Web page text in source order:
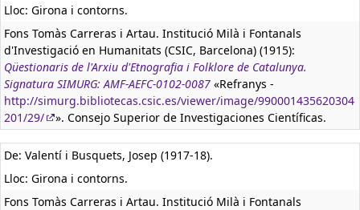
Lloc: Girona i contorns.
Fons Tomàs Carreras i Artau. Institució Milà i Fontanals
d'Investigació en Humanitats (CSIC, Barcelona) (1915):
Qüestionaris de l'Arxiu d'Etnografia i Folklore de Catalunya.
Signatura SIMURG: AMF-AEFC-0102-0087 «Refranys -
http://simurg.bibliotecas.csic.es/viewer/image/990001435620304
201/29/
». Consejo Superior de Investigaciones Científicas.
De: Valentí i Busquets, Josep (1917-18).
Lloc: Girona i contorns.
Fons Tomàs Carreras i Artau. Institució Milà i Fontanals